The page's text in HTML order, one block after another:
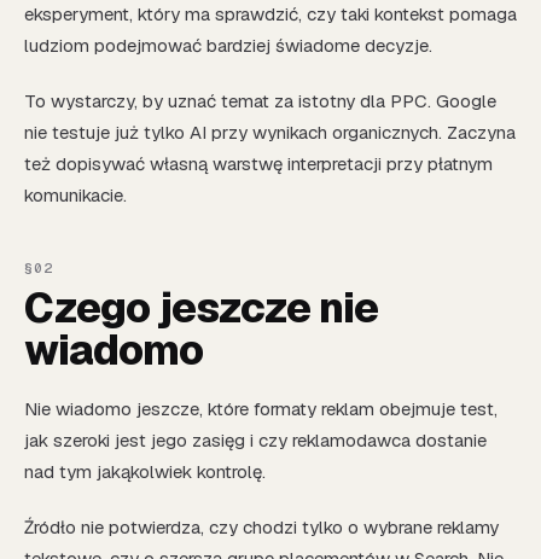
eksperyment, który ma sprawdzić, czy taki kontekst pomaga
ludziom podejmować bardziej świadome decyzje.
To wystarczy, by uznać temat za istotny dla PPC. Google
nie testuje już tylko AI przy wynikach organicznych. Zaczyna
też dopisywać własną warstwę interpretacji przy płatnym
komunikacie.
Czego jeszcze nie
wiadomo
Nie wiadomo jeszcze, które formaty reklam obejmuje test,
jak szeroki jest jego zasięg i czy reklamodawca dostanie
nad tym jakąkolwiek kontrolę.
Źródło nie potwierdza, czy chodzi tylko o wybrane reklamy